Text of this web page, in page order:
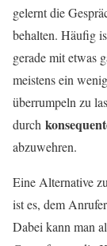
gelernt die
behalten. Häufig
gerade mit etwas
meistens ein
überrumpeln zu
durch
abzuwehren.
Eine Alternative
ist es, dem
Dabei kann man